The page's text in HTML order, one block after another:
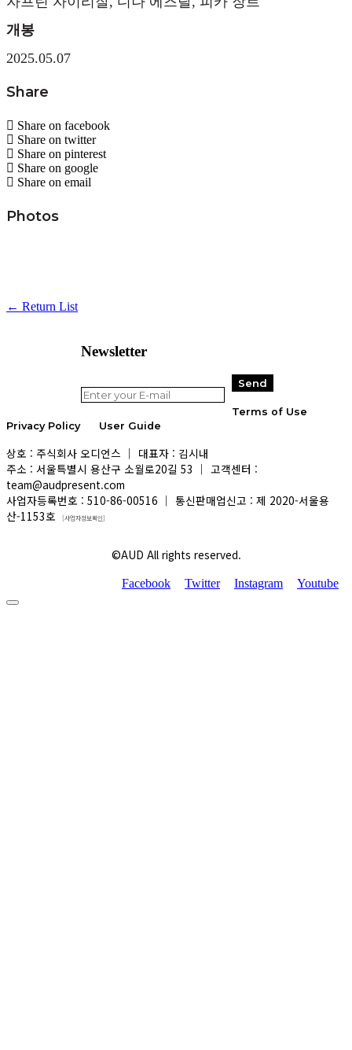
개봉
2025.05.07
Share
Share on facebook
Share on twitter
Share on pinterest
Share on google
Share on email
Photos
← Return List
Newsletter
Terms of Use
Privacy Policy
User Guide
상호 : 주식회사 오디언스 │ 대표자 : 김시내
주소 : 서울특별시 용산구 소월로20길 53 │ 고객센터 :
team@audpresent.com
사업자등록번호 : 510-86-00516 │ 통신판매업신고 : 제 2020-서울용
산-1153호
[사업자정보확인]
©AUD All rights reserved.
Facebook Twitter Instagram Youtube